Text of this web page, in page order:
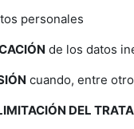
personales
de los datos
cuando, entre
DEL